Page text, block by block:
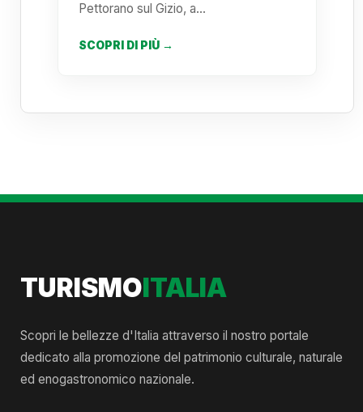
Pettorano sul Gizio, a…
SCOPRI DI PIÙ →
TURISMOITALIA
Scopri le bellezze d'Italia attraverso il nostro portale
dedicato alla promozione del patrimonio culturale, naturale
ed enogastronomico nazionale.